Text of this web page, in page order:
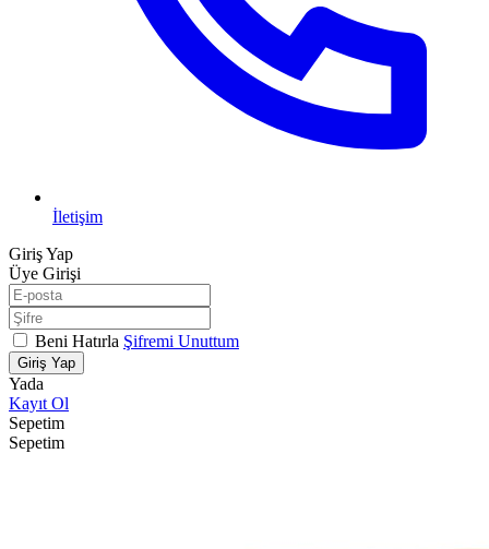
İletişim
Giriş Yap
Üye Girişi
Beni Hatırla Şifremi Unuttum
Giriş Yap
Yada
Kayıt Ol
Sepetim
Sepetim